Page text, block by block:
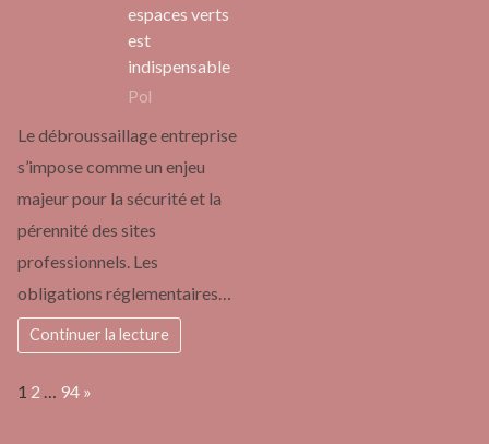
espaces verts
est
indispensable
Pol
Le débroussaillage entreprise
s’impose comme un enjeu
majeur pour la sécurité et la
pérennité des sites
professionnels. Les
obligations réglementaires…
Continuer la lecture
Page:
1 2 … 94 Next
»